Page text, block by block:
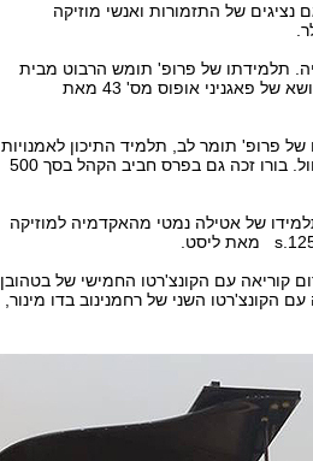
של התזמורות ואנשי מוזיקה
תלמידתו של פרופ' תומש הרבוט מבית
הספר הגבוה למוזיקה בשוויץ.היא נגנה רפסודיה על נושא של פאגניני אופוס מס' 43 מאת
של פרופ' תומר לב, תלמיד התיכון לאמנויות
ע"ש תלמה ילין. הוא ניגן קונצ'רטו בסול מג'ור מאת רוול. בורו זכה גם בפרס חביב הקהל בסך 500
תלמידו של אטילה נמטי מהאקדמיה למוזיקה
קוריאה עם הקונצ'רטו החמישי של בטהובן
הקונצ'רטו השני של רחמנינוב בדו מינור,